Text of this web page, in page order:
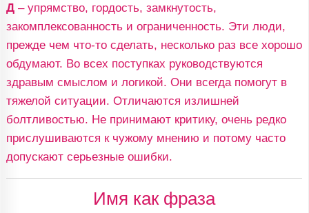
Д– упрямство, гордость, замкнутость,
закомплексованность и ограниченность. Эти люди,
прежде чем что-то сделать, несколько раз все хорошо
обдумают. Во всех поступках руководствуются
здравым смыслом и логикой. Они всегда помогут в
тяжелой ситуации. Отличаются излишней
болтливостью. Не принимают критику, очень редко
прислушиваются к чужому мнению и потому часто
допускают серьезные ошибки.
Имя как фраза